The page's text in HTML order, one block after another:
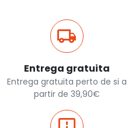
Entrega gratuita
Entrega gratuita perto de si a
partir de 39,90€